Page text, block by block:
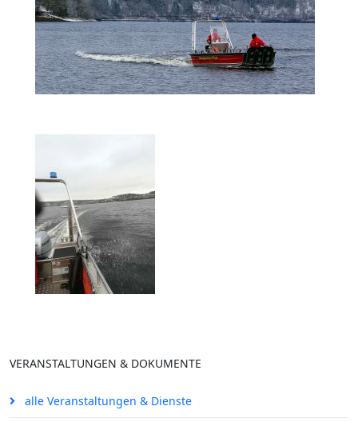
VERANSTALTUNGEN & DOKUMENTE
alle Veranstaltungen & Dienste